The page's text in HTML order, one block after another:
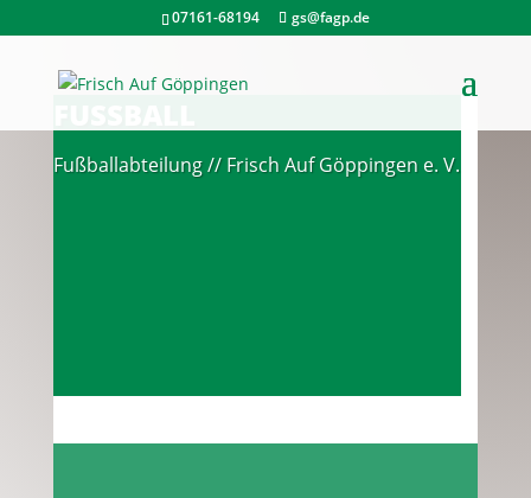
07161-68194 gs@fagp.de
Fußballabteilung // Frisch Auf Göppingen e. V.